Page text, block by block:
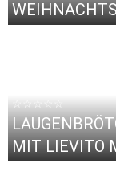
☆☆☆☆☆
MIT LIEVITO